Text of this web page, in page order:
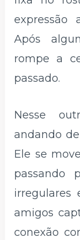
expressão
Após
rompe a
passado.
Nesse
andando
Ele se
passando
irregulares
amigos
conexão